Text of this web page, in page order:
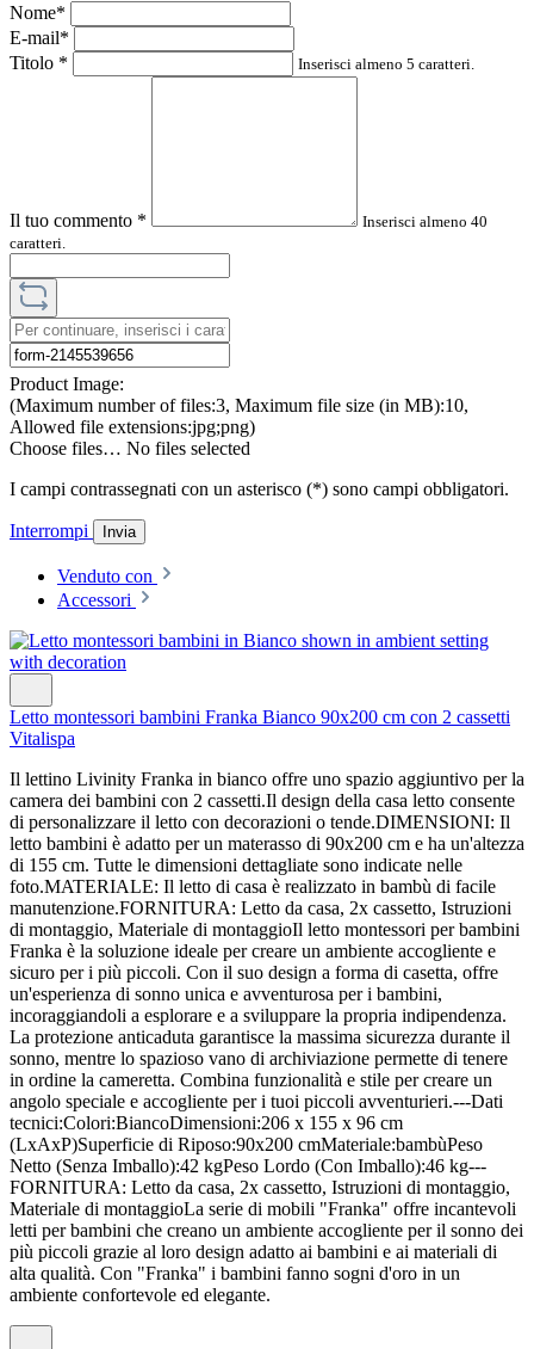
Nome*
E-mail*
Titolo * Inserisci almeno 5 caratteri.
Il tuo commento *
Inserisci almeno 40
caratteri.
Product Image:
(Maximum number of files:3, Maximum file size (in MB):10,
Allowed file extensions:jpg;png)
Choose files… No files selected
I campi contrassegnati con un asterisco (*) sono campi obbligatori.
Interrompi Invia
Venduto con
Accessori
Letto montessori bambini Franka Bianco 90x200 cm con 2 cassetti
Vitalispa
Il lettino Livinity Franka in bianco offre uno spazio aggiuntivo per la
camera dei bambini con 2 cassetti.Il design della casa letto consente
di personalizzare il letto con decorazioni o tende.DIMENSIONI: Il
letto bambini è adatto per un materasso di 90x200 cm e ha un'altezza
di 155 cm. Tutte le dimensioni dettagliate sono indicate nelle
foto.MATERIALE: Il letto di casa è realizzato in bambù di facile
manutenzione.FORNITURA: Letto da casa, 2x cassetto, Istruzioni
di montaggio, Materiale di montaggioIl letto montessori per bambini
Franka è la soluzione ideale per creare un ambiente accogliente e
sicuro per i più piccoli. Con il suo design a forma di casetta, offre
un'esperienza di sonno unica e avventurosa per i bambini,
incoraggiandoli a esplorare e a sviluppare la propria indipendenza.
La protezione anticaduta garantisce la massima sicurezza durante il
sonno, mentre lo spazioso vano di archiviazione permette di tenere
in ordine la cameretta. Combina funzionalità e stile per creare un
angolo speciale e accogliente per i tuoi piccoli avventurieri.---Dati
tecnici:Colori:BiancoDimensioni:206 x 155 x 96 cm
(LxAxP)Superficie di Riposo:90x200 cmMateriale:bambùPeso
Netto (Senza Imballo):42 kgPeso Lordo (Con Imballo):46 kg---
FORNITURA: Letto da casa, 2x cassetto, Istruzioni di montaggio,
Materiale di montaggioLa serie di mobili "Franka" offre incantevoli
letti per bambini che creano un ambiente accogliente per il sonno dei
più piccoli grazie al loro design adatto ai bambini e ai materiali di
alta qualità. Con "Franka" i bambini fanno sogni d'oro in un
ambiente confortevole ed elegante.